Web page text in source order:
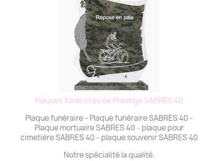
Plaques funéraires de Prestige SABRES 40
Plaque funéraire - Plaque funéraire SABRES 40 -
Plaque mortuaire SABRES 40 - plaque pour
cimetière SABRES 40 - plaque souvenir SABRES 40
Notre spécialité la qualité.